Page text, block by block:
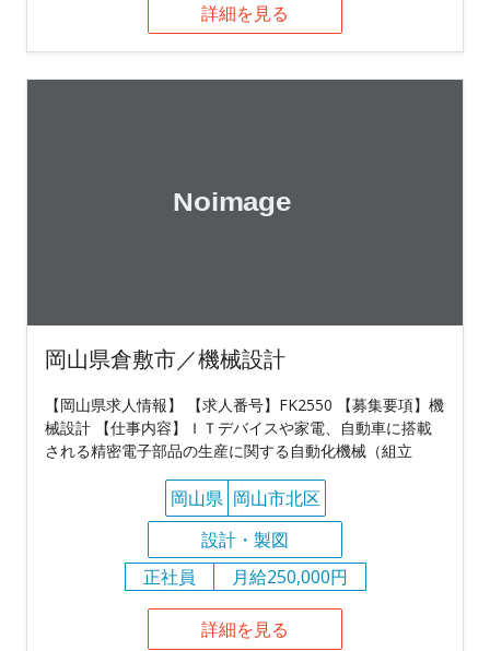
詳細を見る
岡山県倉敷市／機械設計
【岡山県求人情報】 【求人番号】FK2550 【募集要項】機
械設計 【仕事内容】ＩＴデバイスや家電、自動車に搭載
される精密電子部品の生産に関する自動化機械（組立
岡山県 岡山市北区
設計・製図
正社員
月給250,000円
詳細を見る